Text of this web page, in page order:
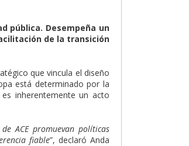
pública. Desempeña un
de la transición
que vincula el diseño
está determinado por la
inherentemente un acto
ACE promuevan políticas
fiable”, declaró Anda